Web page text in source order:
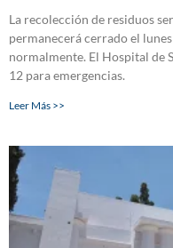
La recolección de residuos
permanecerá cerrado el
normalmente. El Hospital de
12 para emergencias.
Leer Más >>